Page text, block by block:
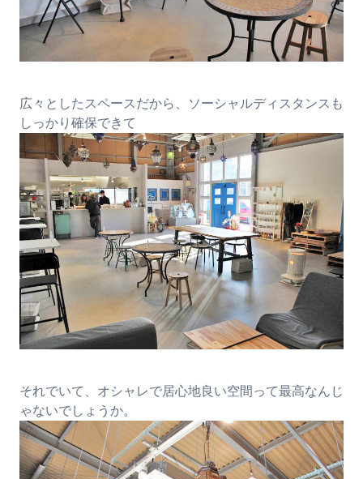
広々としたスペースだから、ソーシャルディスタンスも
しっかり確保できて
それでいて、オシャレで居心地良い空間って最高なんじ
ゃないでしょうか。